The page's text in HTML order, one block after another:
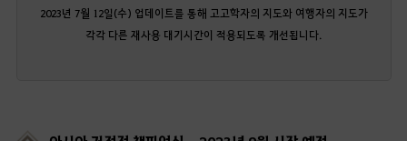
2023년 7월 12일(수) 업데이트를 통해 고고학자의 지도와 여행자의 지도가
각각 다른 재사용 대기시간이 적용되도록 개선됩니다.